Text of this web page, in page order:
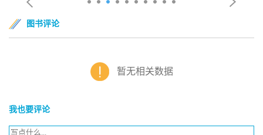
图书评论
暂无相关数据
我也要评论